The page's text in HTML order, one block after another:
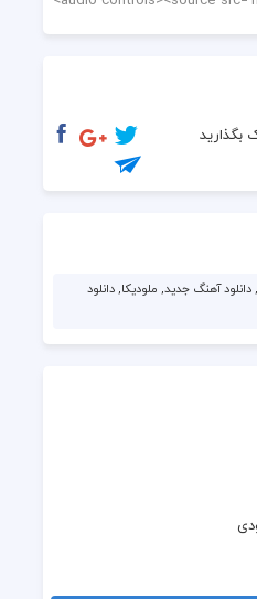
بگذارید
آهنگ جدید, ملودیکا, دانلود